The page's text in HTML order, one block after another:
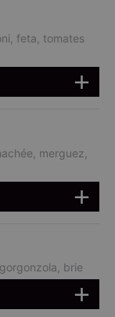
feta, tomates
merguez,
brie